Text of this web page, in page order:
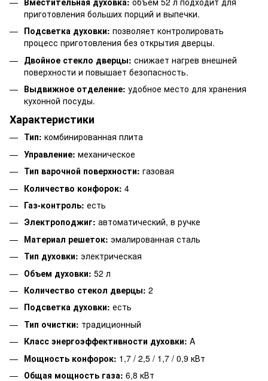
приготовления больших порций и выпечки.
Подсветка духовки: позволяет контролировать
процесс приготовления без открытия дверцы.
Двойное стекло дверцы: снижает нагрев внешней
поверхности и повышает безопасность.
Выдвижное отделение: удобное место для хранения
кухонной посуды.
Характеристики
Тип: комбинированная плита
Управление: механическое
Тип варочной поверхности: газовая
Количество конфорок: 4
Газ-контроль: есть
Электроподжиг: автоматический, в ручке
Материал решеток: эмалированная сталь
Тип духовки: электрическая
Объем духовки: 52 л
Количество стекол дверцы: 2
Подсветка духовки: есть
Тип очистки: традиционный
Класс энергоэффективности духовки: A
Мощность конфорок: 1,7 / 2,5 / 1,7 / 0,9 кВт
Общая мощность газа: 6,8 кВт